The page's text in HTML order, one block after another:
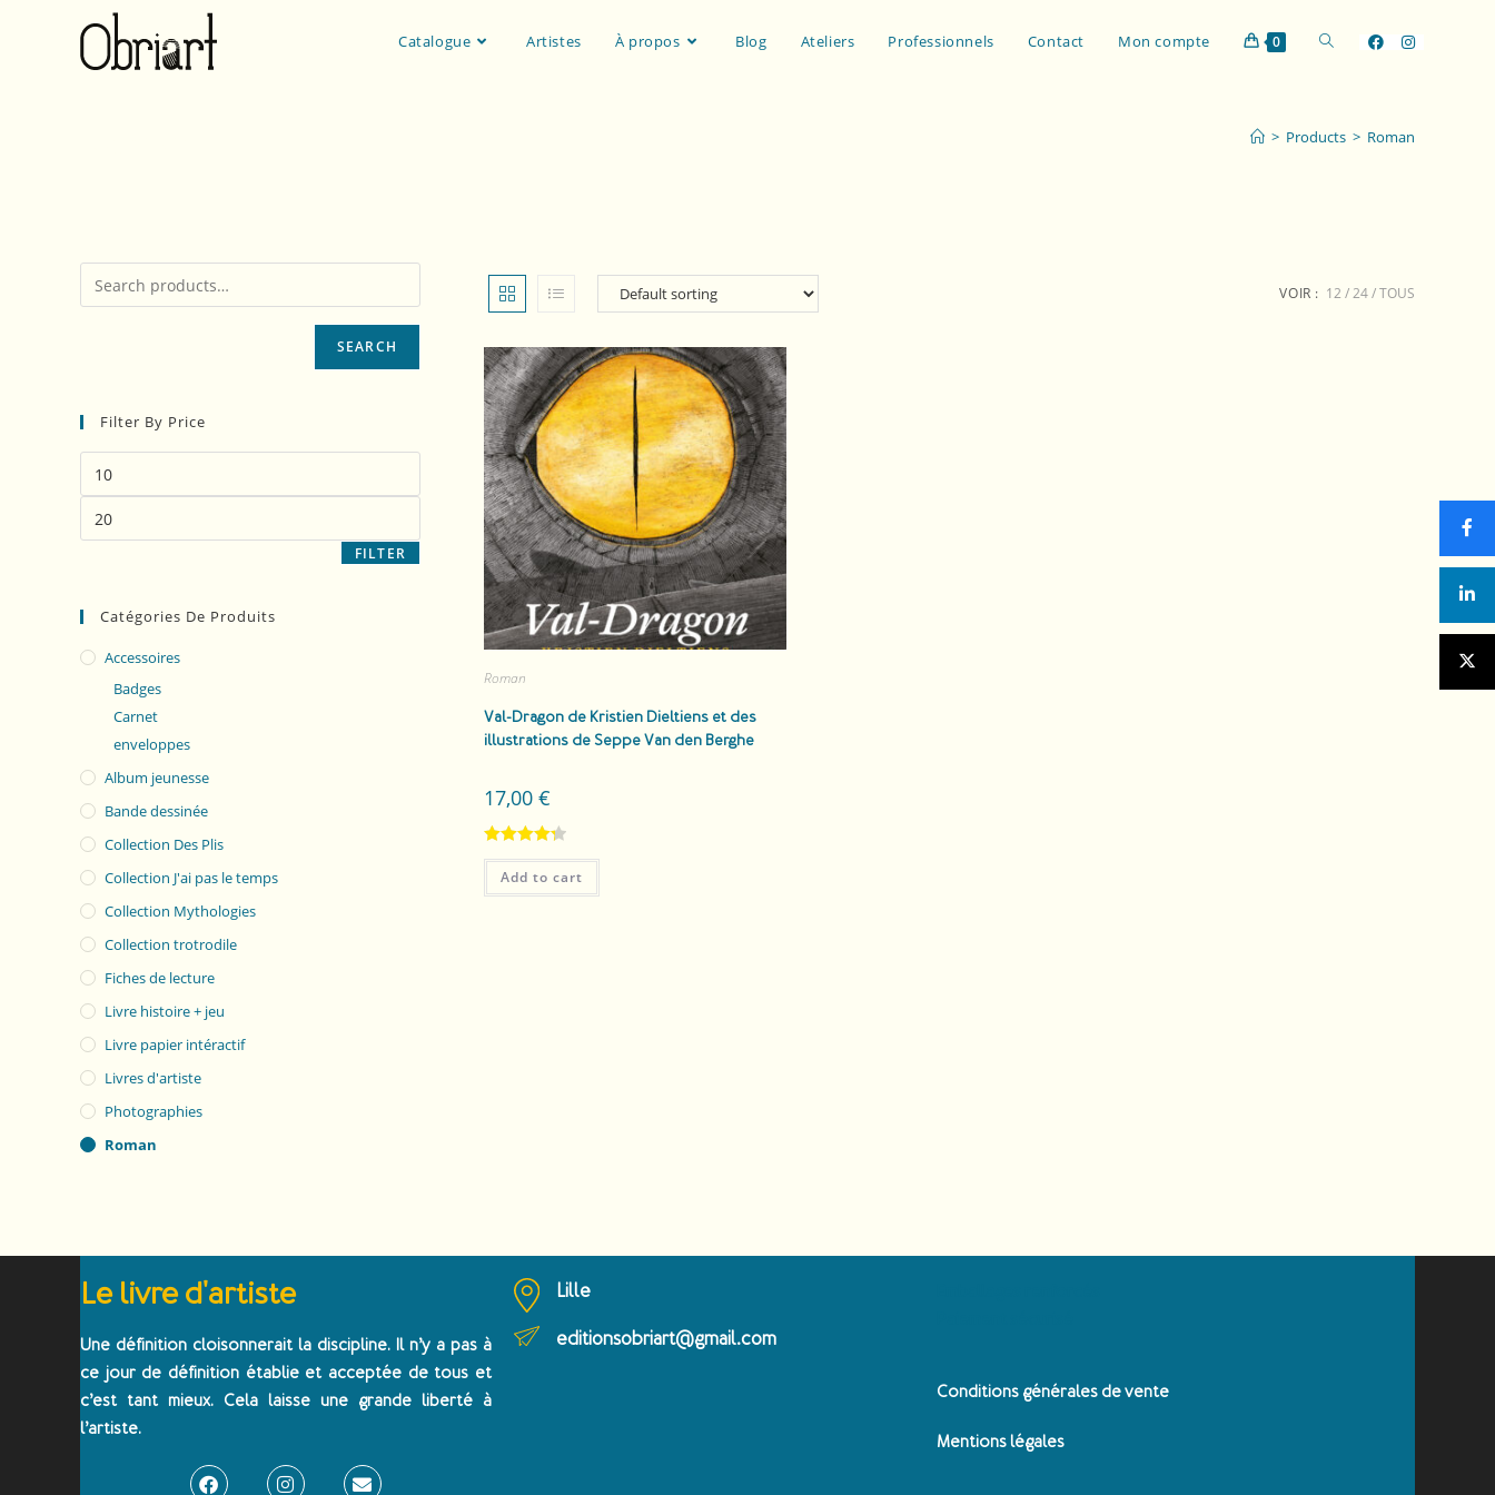
Catalogue Artistes À propos Blog Ateliers Professionnels Contact Mon compte 0
> Products > Roman
VOIR : 12 24 TOUS
Roman
Val-Dragon de Kristien Dieltiens et des
illustrations de Seppe Van den Berghe
17,00€
Rated4.33
out of 5
Add to cart
SEARCH
Filter By Price
FILTER
Catégories De Produits
Accessoires
Badges
Carnet
enveloppes
Album jeunesse
Bande dessinée
Collection Des Plis
Collection J'ai pas le temps
Collection Mythologies
Collection trotrodile
Fiches de lecture
Livre histoire + jeu
Livre papier intéractif
Livres d'artiste
Photographies
Roman
Le livre d'artiste
Une définition cloisonnerait la discipline. Il n’y a pas à
ce jour de définition établie et acceptée de tous et
c’est tant mieux. Cela laisse une grande liberté à
l’artiste.
Lille
editionsobriart@gmail.com
Conditions générales de vente
Mentions légales